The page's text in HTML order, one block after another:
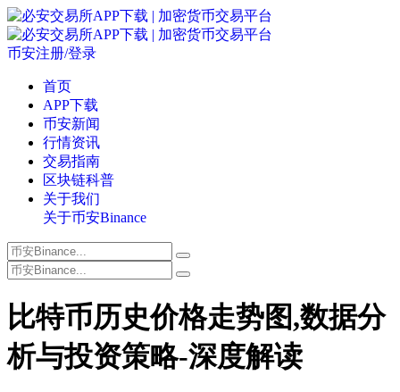
币安注册/登录
首页
APP下载
币安新闻
行情资讯
交易指南
区块链科普
关于我们
关于币安Binance
比特币历史价格走势图,数据分
析与投资策略-深度解读